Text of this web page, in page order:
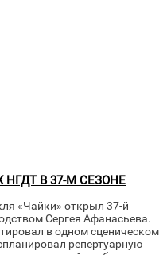
НГДТ В 37-М СЕЗОНЕ
«Чайки» открыл 37-й
Сергея Афанасьева.
в одном сценическом
репертуарную